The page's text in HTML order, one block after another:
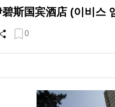
斯国宾酒店 (이비스
0